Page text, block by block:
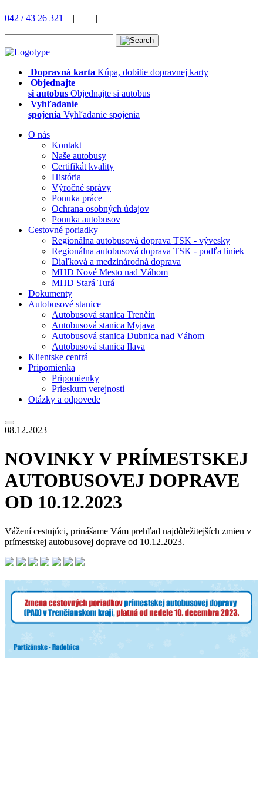
042 / 43 26 321 | |
Dopravná karta Kúpa, dobitie dopravnej karty
Objednajte
si autobus Objednajte si autobus
Vyhľadanie
spojenia Vyhľadanie spojenia
O nás
Kontakt
Naše autobusy
Certifikát kvality
História
Výročné správy
Ponuka práce
Ochrana osobných údajov
Ponuka autobusov
Cestovné poriadky
Regionálna autobusová doprava TSK - vývesky
Regionálna autobusová doprava TSK - podľa liniek
Diaľková a medzinárodná doprava
MHD Nové Mesto nad Váhom
MHD Stará Turá
Dokumenty
Autobusové stanice
Autobusová stanica Trenčín
Autobusová stanica Myjava
Autobusová stanica Dubnica nad Váhom
Autobusová stanica Ilava
Klientske centrá
Pripomienka
Pripomienky
Prieskum verejnosti
Otázky a odpovede
08.12.2023
NOVINKY V PRÍMESTSKEJ
AUTOBUSOVEJ DOPRAVE
OD 10.12.2023
Vážení cestujúci, prinášame Vám prehľad najdôležitejších zmien v
prímestskej autobusovej doprave od 10.12.2023.